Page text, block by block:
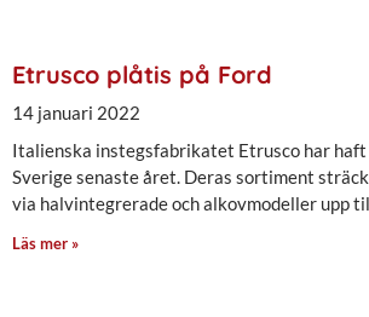
Etrusco plåtis på Ford
14 januari 2022
Italienska instegsfabrikatet Etrusco har
Sverige senaste året. Deras sortiment
via halvintegrerade och alkovmodeller upp
Läs mer »